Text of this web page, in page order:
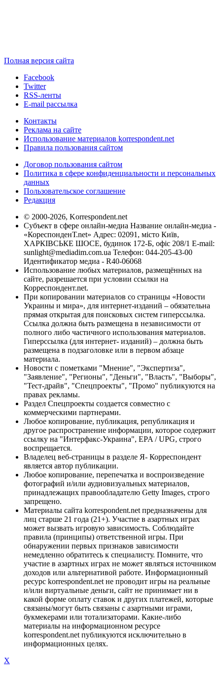
Полная версия сайта
Facebook
Twitter
RSS-ленты
E-mail рассылка
Контакты
Реклама на сайте
Использование материалов korrespondent.net
Правила пользования сайтом
Договор пользования сайтом
Политика в сфере конфиденциальности и персональных
данных
Пользовательское соглашение
Редакция
© 2000-2026, Korrespondent.net
Субъект в сфере онлайн-медиа Название онлайн-медиа -
«КореспонденТ.net» Адрес: 02091, місто Київ,
ХАРКІВСЬКЕ ШОСЕ, будинок 172-Б, офіс 208/1 E-mail:
sunlight@mediadim.com.ua Телефон: 044-205-43-00
Идентификатор медиа - R40-06068
Использование любых материалов, размещённых на
сайте, разрешается при условии ссылки на
Корреспондент.net.
При копировании материалов со страницы «Новости
Украины и мира», для интернет-изданий – обязательна
прямая открытая для поисковых систем гиперссылка.
Ссылка должна быть размещена в независимости от
полного либо частичного использования материалов.
Гиперссылка (для интернет- изданий) – должна быть
размещена в подзаголовке или в первом абзаце
материала.
Новости с пометками "Мнение", "Экспертиза",
"Заявление", "Регионы", "Деньги", "Власть", "Выборы",
"Тест-драйв", "Спецпроекты", "Промо" публикуются на
правах рекламы.
Раздел Спецпроекты создается совместно с
коммерческими партнерами.
Любое копирование, публикация, републикация и
другое распространение информации, которое содержит
ссылку на "Интерфакс-Украина", EPA / UPG, строго
воспрещается.
Владелец веб-страницы в разделе Я- Корреспондент
является автор публикации.
Любое копирование, перепечатка и воспроизведение
фотографий и/или аудиовизуальных материалов,
принадлежащих правообладателю Getty Images, строго
запрещено.
Материалы сайта korrespondent.net предназначены для
лиц старше 21 года (21+). Участие в азартных играх
может вызвать игровую зависимость. Соблюдайте
правила (принципы) ответственной игры. При
обнаружении первых признаков зависимости
немедленно обратитесь к специалисту. Помните, что
участие в азартных играх не может являться источником
доходов или альтернативой работе. Информационный
ресурс korrespondent.net не проводит игры на реальные
и/или виртуальные деньги, сайт не принимает ни в
какой форме оплату ставок и других платежей, которые
связаны/могут быть связаны с азартными играми,
букмекерами или тотализаторами. Какие-либо
материалы на информационном ресурсе
korrespondent.net публикуются исключительно в
информационных целях.
X